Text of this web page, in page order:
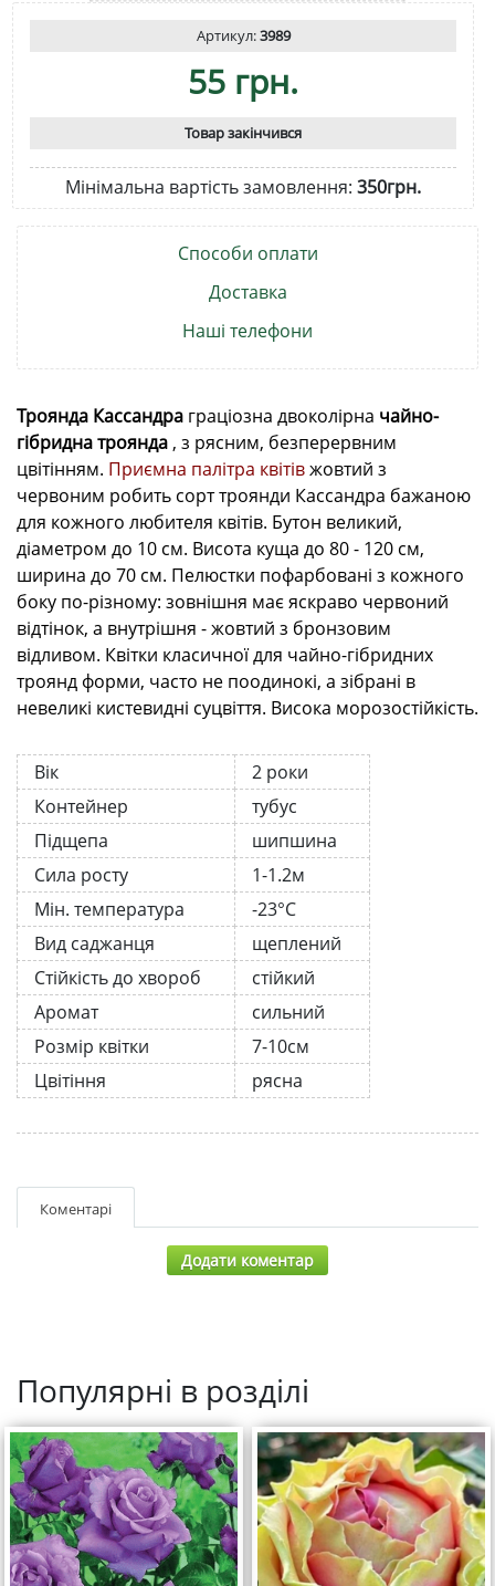
Артикул:3989
55 грн.
Товар закінчився
Мінімальна вартість замовлення: 350грн.
Способи оплати
Доставка
Наші телефони
Троянда Кассандра граціозна двоколірна чайно-
гібридна троянда , з рясним, безперервним
цвітінням. Приємна палітра квітівжовтий з
червоним робить сорт троянди Кассандра бажаною
для кожного любителя квітів. Бутон великий,
діаметром до 10 см. Висота куща до 80 - 120 см,
ширина до 70 см. Пелюстки пофарбовані з кожного
боку по-різному: зовнішня має яскраво червоний
відтінок, а внутрішня - жовтий з бронзовим
відливом. Квітки класичної для чайно-гібридних
троянд форми, часто не поодинокі, а зібрані в
невеликі кистевидні суцвіття. Висока морозостійкість.
Вік
2 роки
Контейнер
тубус
Підщепа
шипшина
Сила росту
1-1.2м
Мін. температура
-23°C
Вид саджанця
щеплений
Стійкість до хвороб
стійкий
Аромат
сильний
Розмір квітки
7-10см
Цвітіння
рясна
Коментарі
Додати коментар
Популярні в розділі